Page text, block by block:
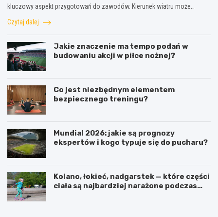
kluczowy aspekt przygotowań do zawodów. Kierunek wiatru może…
Czytaj dalej
Jakie znaczenie ma tempo podań w
budowaniu akcji w piłce nożnej?
Co jest niezbędnym elementem
bezpiecznego treningu?
Mundial 2026: jakie są prognozy
ekspertów i kogo typuje się do pucharu?
Kolano, łokieć, nadgarstek — które części
ciała są najbardziej narażone podczas